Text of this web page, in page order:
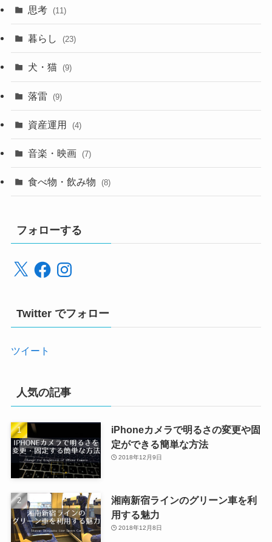
思考 (11)
暮らし (23)
犬・猫 (9)
落雷 (9)
資産運用 (4)
音楽・映画 (7)
食べ物・飲み物 (8)
フォローする
X FacebookInstagram
Twitter でフォロー
ツイート
人気の記事
iPhoneカメラで明るさの変更や固
定ができる簡単な方法
2018年12月9日
湘南新宿ラインのグリーン車を利
用する魅力
2018年12月8日